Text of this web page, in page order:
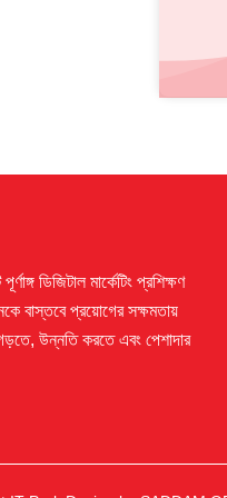
ডিজিটাল মার্কেটিং প্রশিক্ষণ
বাস্তবে প্রয়োগের সক্ষমতায়
উন্নতি করতে এবং পেশাদার